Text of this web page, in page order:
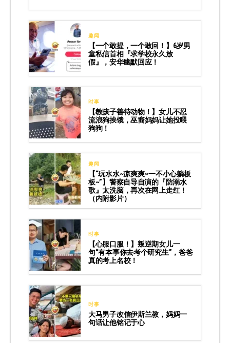
趣闻
【一个敢提，一个敢回！】6岁男
童私信首相『求学校永久放
假』，安华幽默回应！
时事
【教孩子善待动物！】女儿不忍
流浪狗挨饿，巫裔妈妈让她投喂
狗狗！
趣闻
【“玩水水~凉爽爽~一不小心躺板
板~”】警察自导自演的『防溺水
歌』太洗脑，再次在网上走红！
（内附影片）
时事
【心服口服！】叛逆期女儿一
句“有本事你去考个研究生”，爸爸
真的考上名校！
时事
大马男子改信伊斯兰教，妈妈一
句话让他铭记于心